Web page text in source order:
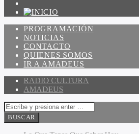
PROGRAMACIÓN
NOTICIAS
CONTACTO
QUIENES SOMOS
IR A AMADEUS
RADIO CULTURA
AMADEUS